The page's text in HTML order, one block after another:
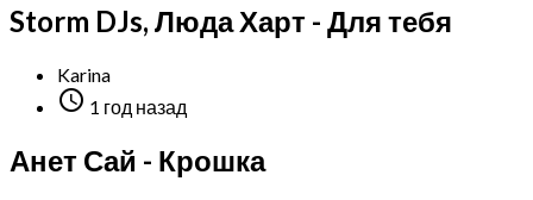
Storm DJs, Люда Харт - Для тебя
Karina
 1 год назад
Анет Сай - Крошка